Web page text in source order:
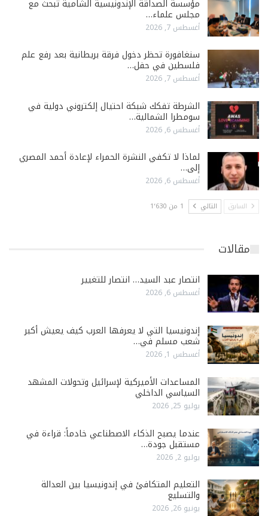
مؤسسة الصداقة الإندونيسية الشامية تبحث مع
مجلس علماء…
أغسطس 7, 2026
سنغافورة تحظر دخول فرقة بريطانية بعد رفع علم
فلسطين في حفل…
أغسطس 7, 2026
الشرطة تفكك شبكة احتيال إلكتروني دولية في
سومطرا الشمالية…
أغسطس 6, 2026
لماذا لا تكفي النشرة الحمراء لإعادة أحمد المصري
إلى…
أغسطس 6, 2026
السابق التالي 1 من 1٬630
مقالات
انتصار عبد السيد… انتصار للتغيير
أغسطس 6, 2026
إندونيسيا التي لا يعرفها العرب كيف يعيش أكبر
شعب مسلم في…
أغسطس 1, 2026
المساعدات الأميركية لإسرائيل وتحولات المشهد
السياسي الداخلي
يوليو 25, 2026
عندما يصبح الذكاء الاصطناعي خادماً: قراءة في
مستقبل جودة…
يوليو 2, 2026
التعليم المتكافئ في إندونيسيا بين العدالة
والتسليع
يونيو 26, 2026